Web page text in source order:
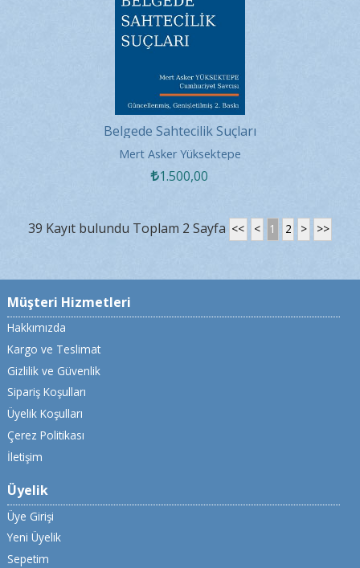
Belgede Sahtecilik Suçları
Mert Asker Yüksektepe
1.500,00
39 Kayıt bulundu Toplam 2 Sayfa << < 1 2 > >>
Müşteri Hizmetleri
Hakkımızda
Kargo ve Teslimat
Gizlilik ve Güvenlik
Sipariş Koşulları
Üyelik Koşulları
Çerez Politikası
İletişim
Üyelik
Üye Girişi
Yeni Üyelik
Sepetim